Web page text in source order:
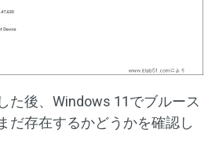
た後、Windows 11でブルース
だ存在するかどうかを確認し